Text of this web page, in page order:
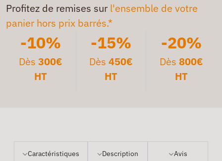
Profitez de remises sur l'ensemble de votre
panier hors prix barrés.*
-10%
Dès300€
HT
-15%
Dès 450€
HT
-20%
Dès 800€
HT
Caractéristiques Description Avis